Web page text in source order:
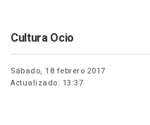
Cultura Ocio
Sábado, 18 febrero 2017
Actualizado: 13:37